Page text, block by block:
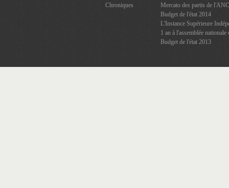
Chroniques
Mercato des partis de l'ANC
Budget de l'état 2014
L'Instance Supérieure
1 an à l'assemblée nationale
Budget de l'état 2013